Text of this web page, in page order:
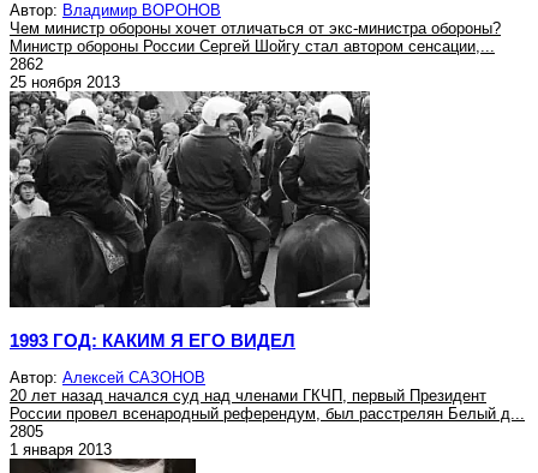
Автор: Владимир ВОРОНОВ
Чем министр обороны хочет отличаться от экс-министра обороны?
Министр обороны России Сергей Шойгу стал автором сенсации,...
2862
25 ноября 2013
1993 ГОД: КАКИМ Я ЕГО ВИДЕЛ
Автор: Алексей САЗОНОВ
20 лет назад начался суд над членами ГКЧП, первый Президент
России провел всенародный референдум, был расстрелян Белый д...
2805
1 января 2013